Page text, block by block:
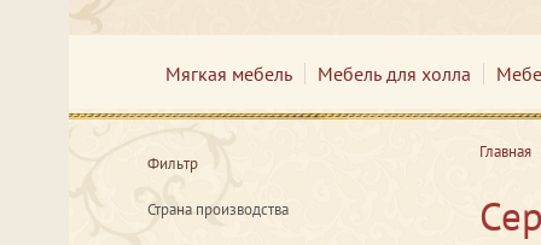
Мягкая мебель Мебель для холла
Фильтр
Страна производства
Главная